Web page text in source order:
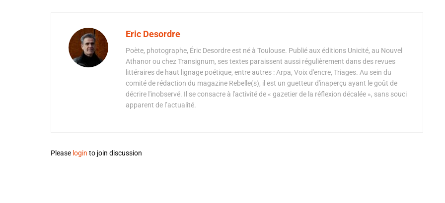
Eric Desordre
Poète, photographe, Éric Desordre est né à Toulouse. Publié aux éditions Unicité, au Nouvel
Athanor ou chez Transignum, ses textes paraissent aussi régulièrement dans des revues
littéraires de haut lignage poétique, entre autres : Arpa, Voix d'encre, Triages. Au sein du
comité de rédaction du magazine Rebelle(s), il est un guetteur d'inaperçu ayant le goût de
décrire l'inobservé. Il se consacre à l'activité de « gazetier de la réflexion décalée », sans souci
apparent de l’actualité.
Please login to join discussion